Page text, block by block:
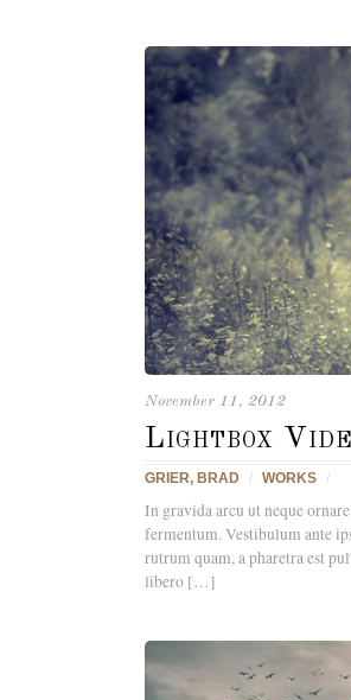
November 11, 2012
Lightbox
GRIER, BRAD / WORKS /
In gravida arcu ut neque
fermentum. Vestibulum ante
rutrum quam, a pharetra est
libero […]